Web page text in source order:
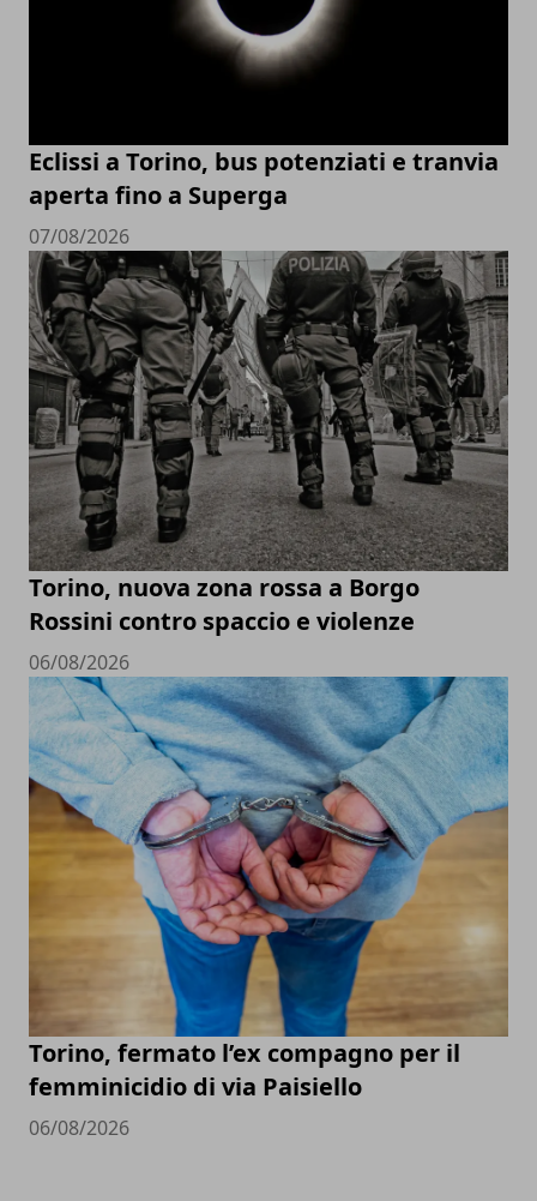
Eclissi a Torino, bus potenziati e tranvia
aperta fino a Superga
07/08/2026
Torino, nuova zona rossa a Borgo
Rossini contro spaccio e violenze
06/08/2026
Torino, fermato l’ex compagno per il
femminicidio di via Paisiello
06/08/2026